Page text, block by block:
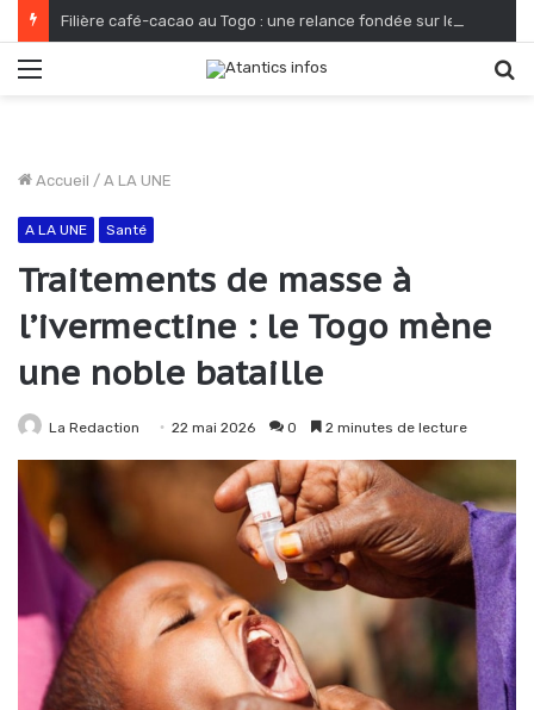
Accueil / A LA UNE
A LA UNE Santé
Traitements de masse à
l’ivermectine : le Togo mène
une noble bataille
La Redaction 22 mai 2026 0 2 minutes de lecture